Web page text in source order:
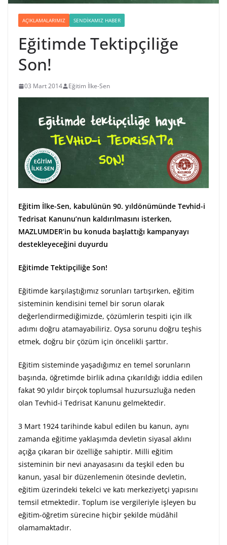
AÇIKLAMALARIMIZ SENDIKAMIZ HABER
Eğitimde Tektipçiliğe
Son!
03 Mart 2014 Eğitim İlke-Sen
Eğitim İlke-Sen, kabulünün 90. yıldönümünde Tevhid-i
Tedrisat Kanunu’nun kaldırılmasını isterken,
MAZLUMDER’in bu konuda başlattığı kampanyayı
destekleyeceğini duyurdu
Eğitimde Tektipçiliğe Son!
Eğitimde karşılaştığımız sorunları tartışırken, eğitim
sisteminin kendisini temel bir sorun olarak
değerlendirmediğimizde, çözümlerin tespiti için ilk
adımı doğru atamayabiliriz. Oysa sorunu doğru teşhis
etmek, doğru bir çözüm için öncelikli şarttır.
Eğitim sisteminde yaşadığımız en temel sorunların
başında, öğretimde birlik adına çıkarıldığı iddia edilen
fakat 90 yıldır birçok toplumsal huzursuzluğa neden
olan Tevhid-i Tedrisat Kanunu gelmektedir.
3 Mart 1924 tarihinde kabul edilen bu kanun, aynı
zamanda eğitime yaklaşımda devletin siyasal aklını
açığa çıkaran bir özelliğe sahiptir. Milli eğitim
sisteminin bir nevi anayasasını da teşkil eden bu
kanun, yasal bir düzenlemenin ötesinde devletin,
eğitim üzerindeki tekelci ve katı merkeziyetçi yapısını
temsil etmektedir. Toplum ise vergileriyle işleyen bu
eğitim-öğretim sürecine hiçbir şekilde müdâhil
olamamaktadır.